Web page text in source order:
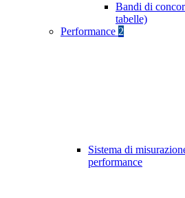
Bandi di
tabelle)
Performance 2
Sistema di
performance